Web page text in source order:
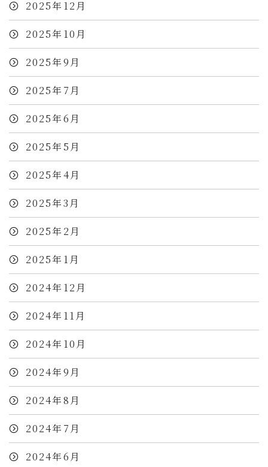
2025年12月
2025年10月
2025年9月
2025年7月
2025年6月
2025年5月
2025年4月
2025年3月
2025年2月
2025年1月
2024年12月
2024年11月
2024年10月
2024年9月
2024年8月
2024年7月
2024年6月